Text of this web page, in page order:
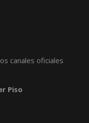
canales oficiales
Piso